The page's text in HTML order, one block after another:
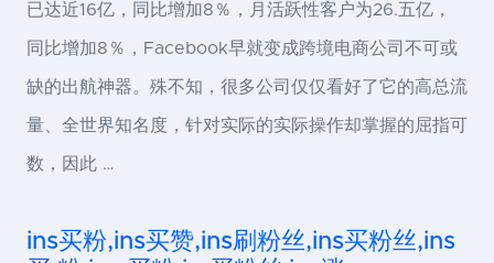
已达近16亿，同比增加8％，月活跃性客户为26.五亿，
同比增加8％，Facebook早就变成跨境电商公司不可或
缺的出航神器。殊不知，很多公司仅仅看好了它的高总流
量、全世界知名度，针对实际的实际操作却掌握的屈指可
数，因此 …
ins买粉,ins买赞,ins刷粉丝,ins买粉丝,ins